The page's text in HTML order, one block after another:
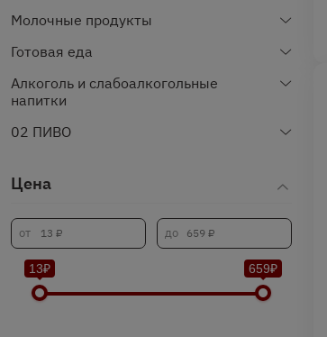
Молочные продукты
Готовая еда
Алкоголь и слабоалкогольные
напитки
02 ПИВО
Цена
13₽ 659₽